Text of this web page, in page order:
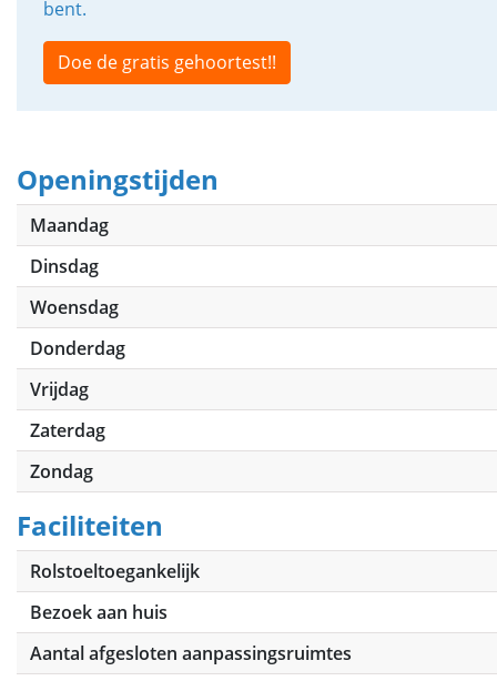
bent.
Doe de gratis gehoortest!!
Openingstijden
Maandag
Dinsdag
Woensdag
Donderdag
Vrijdag
Zaterdag
Zondag
Faciliteiten
Rolstoeltoegankelijk
Bezoek aan huis
Aantal afgesloten aanpassingsruimtes